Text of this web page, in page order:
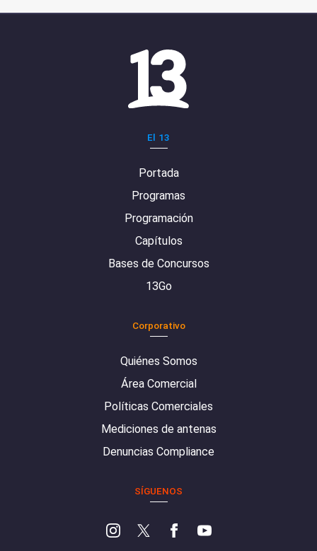
El 13
Portada
Programas
Programación
Capítulos
Bases de Concursos
13Go
Corporativo
Quiénes Somos
Área Comercial
Políticas Comerciales
Mediciones de antenas
Denuncias Compliance
SÍGUENOS